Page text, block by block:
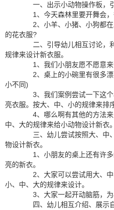
一、出示小动物操作板，引
1、今天森林里要开舞会，
2、小羊、小猪、小狗都在
的花衣服?
二、引导幼儿相互讨论，
规律来设计新衣服。
1、我们小朋友愿不愿意来
2、桌上的小碗里有很多漂
小不同)
3、我们案例尝试一下这个
亮衣服。按大、中、小的规律来排
4、哪么啊有其他的方法来
中、大的规律来给小动物设计新衣。
三、幼儿尝试按照大、中
物设计新衣。
1、小朋友的桌上还有许多
亮的新衣。
2、大家可以尝试用大、中
小、中、大的规律来设计。
3、大家一起开动脑筋，为
四、幼儿相互介绍、展示自